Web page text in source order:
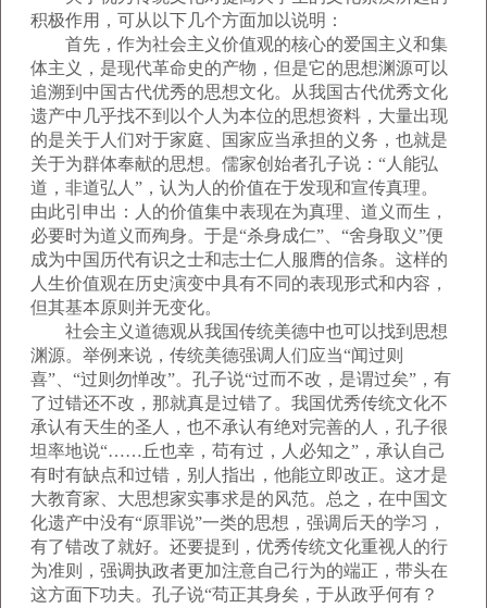
积极作用，可从以下几个方面加以说明：
首先，作为社会主义价值观的核心的爱国主义和集
体主义，是现代革命史的产物，但是它的思想渊源可以
追溯到中国古代优秀的思想文化。从我国古代优秀文化
遗产中几乎找不到以个人为本位的思想资料，大量出现
的是关于人们对于家庭、国家应当承担的义务，也就是
关于为群体奉献的思想。儒家创始者孔子说：“人能弘
道，非道弘人”，认为人的价值在于发现和宣传真理。
由此引申出：人的价值集中表现在为真理、道义而生，
必要时为道义而殉身。于是“杀身成仁”、“舍身取义”便
成为中国历代有识之士和志士仁人服膺的信条。这样的
人生价值观在历史演变中具有不同的表现形式和内容，
但其基本原则并无变化。
社会主义道德观从我国传统美德中也可以找到思想
渊源。举例来说，传统美德强调人们应当“闻过则
喜”、“过则勿惮改”。孔子说“过而不改，是谓过矣”，有
了过错还不改，那就真是过错了。我国优秀传统文化不
承认有天生的圣人，也不承认有绝对完善的人，孔子很
坦率地说“……丘也幸，苟有过，人必知之”，承认自己
有时有缺点和过错，别人指出，他能立即改正。这才是
大教育家、大思想家实事求是的风范。总之，在中国文
化遗产中没有“原罪说”一类的思想，强调后天的学习，
有了错改了就好。还要提到，优秀传统文化重视人的行
为准则，强调执政者更加注意自己行为的端正，带头在
这方面下功夫。孔子说“苟正其身矣，于从政乎何有？